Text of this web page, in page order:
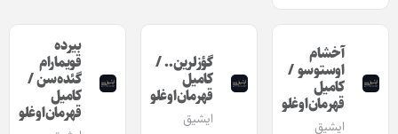
آخشام
اوستوسو /
کامیل
قهرمان‌اوغلو
ایشیق
گؤزلرین.. /
کامیل
قهرمان‌اوغلو
ایشیق
بیرده
قویمارام
گئده‌سن /
کامیل
قهرمان‌اوغلو